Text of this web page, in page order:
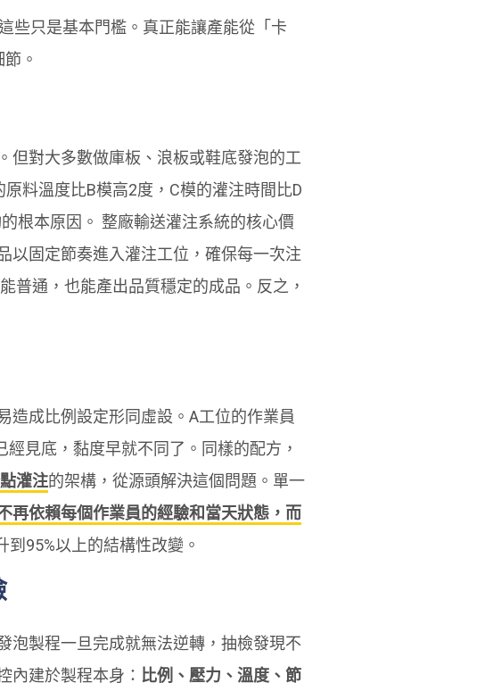
只是基本門檻。真正能讓產能從「卡
。
但對大多數做庫板、浪板或鞋底發泡的工
原料溫度比B模高2度，C模的灌注時間比D
根本原因。 整廠輸送灌注系統的核心價
以固定節奏進入灌注工位，確保每一次注
普通，也能產出品質穩定的成品。反之，
造成比例設定形同虛設。A工位的作業員
見底，黏度早就不同了。同樣的配方，
灌注的架構，從源頭解決這個問題。單一
再依賴每個作業員的經驗和當天狀態，而
95%以上的結構性改變。
泡製程一旦完成就無法逆轉，抽檢發現不
內建於製程本身： 比例、壓力、溫度、節